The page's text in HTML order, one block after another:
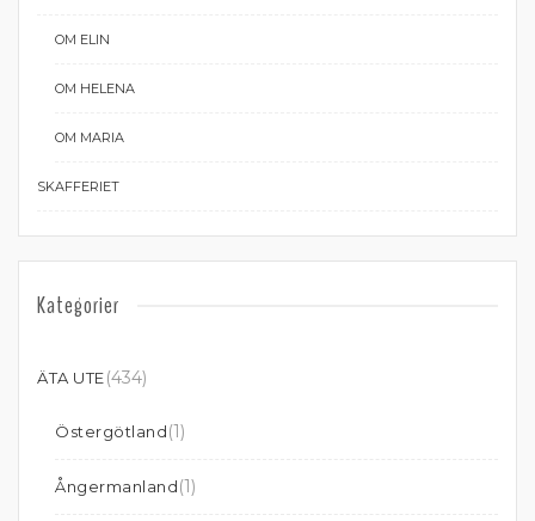
OM ELIN
OM HELENA
OM MARIA
SKAFFERIET
Kategorier
ÄTA UTE(434)
Östergötland(1)
Ångermanland(1)